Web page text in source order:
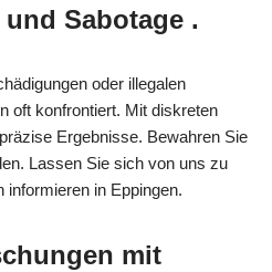
Sabotage .
oder illegalen
oft konfrontiert. Mit diskreten
Ergebnisse. Bewahren Sie
Lassen Sie sich von uns zu
informieren in Eppingen.
mit